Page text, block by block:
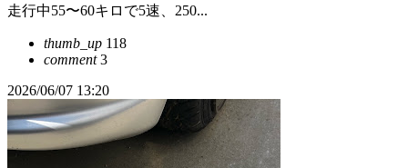
走行中55〜60キロで5速、250...
thumb_up 118
comment3
2026/06/07 13:20